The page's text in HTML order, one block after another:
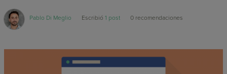
Pablo Di Meglio Escribió1 post 0 recomendaciones